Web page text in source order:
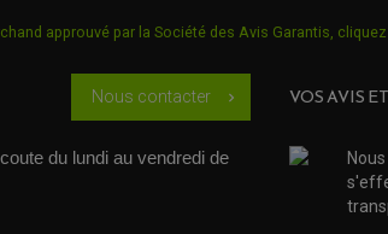
Rapport qualité/prix parfait!
approuvé par la Société des Avis Garantis,
Nous contacter chevron_right
du lundi au vendredi de
VOS AVIS